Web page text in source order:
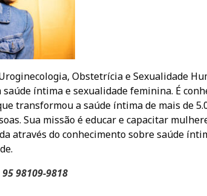
Obstetrícia e Sexualidade
saúde íntima e sexualidade feminina. É
transformou a saúde íntima de mais de
Sua missão é educar e capacitar
através do conhecimento sobre saúde
98109-9818